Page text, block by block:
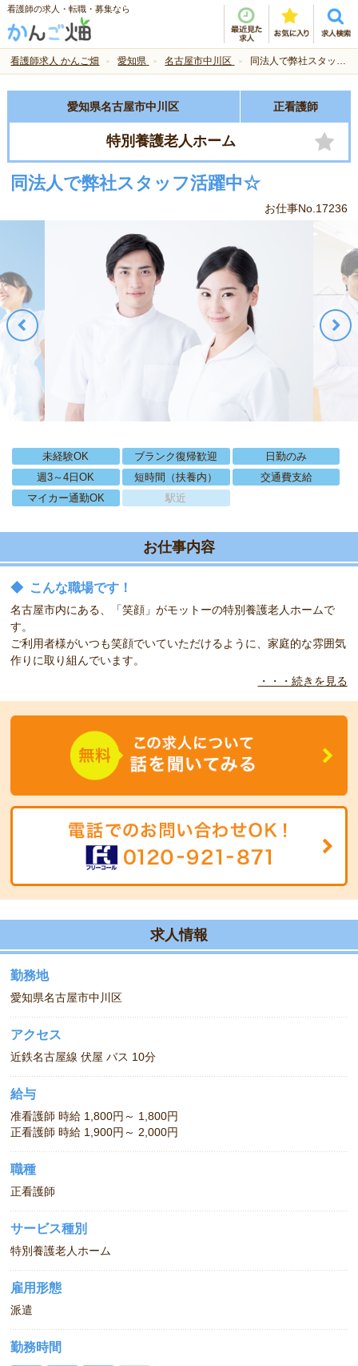
看護師の求人・転職・募集なら
看護師求人 かんご畑 愛知県 名古屋市中川区 同法人で弊社スタッフ活躍中☆
愛知県名古屋市中川区 正看護師
特別養護老人ホーム
同法人で弊社スタッフ活躍中☆
お仕事No.17236
未経験OK ブランク復帰歓迎
日勤のみ
週3～4日OK
短時間（扶養内）
交通費支給
マイカー通勤OK
駅近
お仕事内容
◆ こんな職場です！
名古屋市内にある、「笑顔」がモットーの特別養護老人ホームで
す。
ご利用者様がいつも笑顔でいていただけるように、家庭的な雰囲気
作りに取り組んでいます。
サポート体制がしっかりしているため、経験に不安のある方でもお
気軽にご相談ください。
・・・続きを見る
求人情報
勤務地
愛知県名古屋市中川区
アクセス
近鉄名古屋線 伏屋 バス 10分
給与
准看護師 時給 1,800円～ 1,800円
正看護師 時給 1,900円～ 2,000円
職種
正看護師
サービス種別
特別養護老人ホーム
雇用形態
派遣
勤務時間